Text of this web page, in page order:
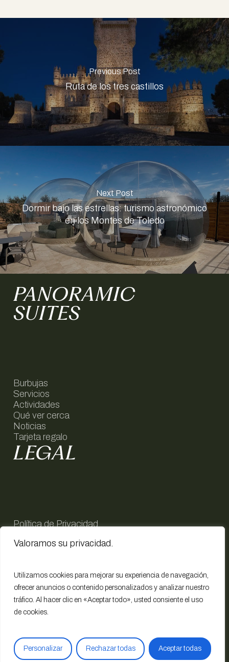
Valoramos su privacidad.
Utilizamos cookies para mejorar su experiencia de navegación,
ofrecer anuncios o contenido personalizados y analizar nuestro
tráfico. Al hacer clic en «Aceptar todo», usted consiente el uso
de cookies.
Personalizar Rechazar todas Aceptar todas
Previous Post
Ruta de los tres castillos
Next Post
Dormir bajo las estrellas: turismo astronómico
en los Montes de Toledo
PANORAMIC
SUITES
Burbujas
Servicios
Actividades
Qué ver cerca
Noticias
Tarjeta regalo
LEGAL
Política de Privacidad
Aviso Legal
SIGUENOS EN
NUESTRAS
REDES